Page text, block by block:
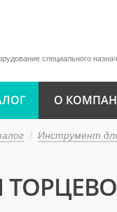
специального
О
Инструмент